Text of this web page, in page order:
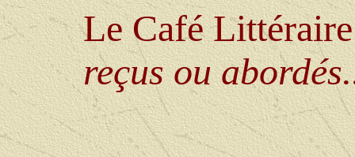
Le Café
reçus ou